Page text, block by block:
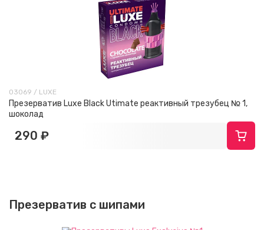
03069 / LUXE
Презерватив Luxe Black Utimate реактивный трезубец № 1,
шоколад
290 ₽
Презерватив с шипами